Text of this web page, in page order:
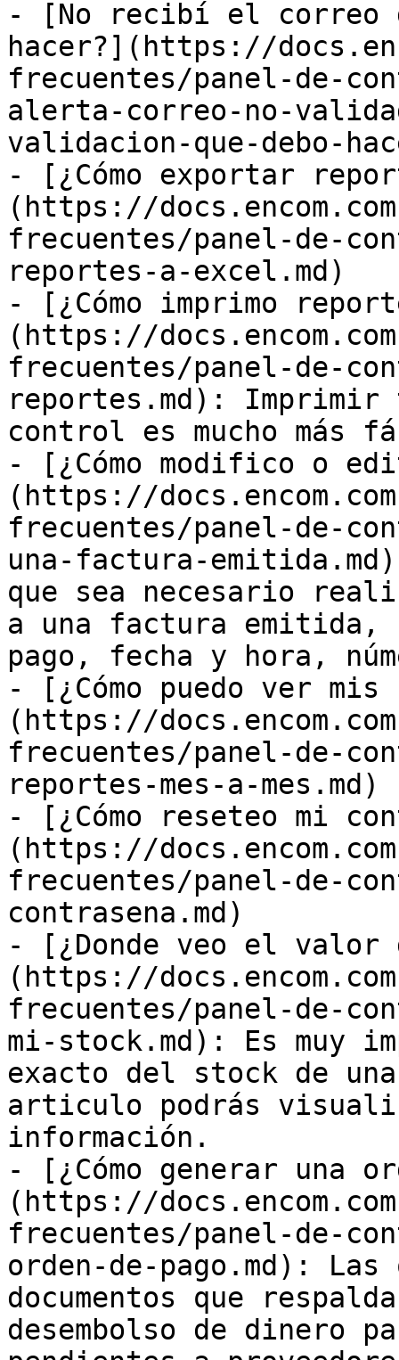
- [No recibí el correo
hacer?](https://
frecuentes/panel-de-
alerta-correo-no-
validacion-que-debo-
- [¿Cómo exportar
(https://
frecuentes/panel-de-
reportes-a-excel.md)
- [¿Cómo imprimo
(https://
frecuentes/panel-de-
reportes.md):
control es mucho más
- [¿Cómo modifico o
(https://
frecuentes/panel-de-
una-factura-
que sea necesario
a una factura emitida,
pago, fecha y hora,
- [¿Cómo puedo ver
(https://
frecuentes/panel-de-
reportes-mes-a-mes.md)
- [¿Cómo reseteo mi
(https://
frecuentes/panel-de-
contrasena.md)
- [¿Donde veo el valor
(https://
frecuentes/panel-de-
mi-stock.md): Es muy
exacto del stock de
articulo podrás
información.
- [¿Cómo generar una
(https://
frecuentes/panel-de-
orden-de-pago.md): Las
documentos que
desembolso de dinero